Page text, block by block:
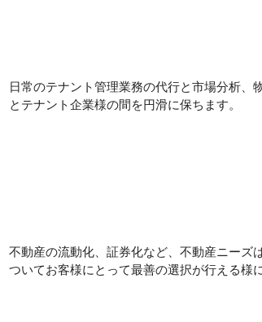
日常のテナント管理業務の代行と市場分析
とテナント企業様の間を円滑に保ちます。
不動産の流動化、証券化など、不動産ニーズ
ついてお客様にとって最善の選択が行える様